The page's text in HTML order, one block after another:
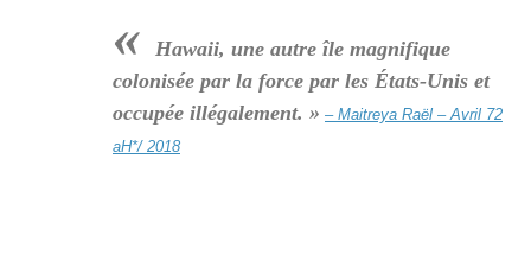
«
Hawaii, une autre île magnifique
colonisée par la force par les États-Unis et
occupée illégalement. » – Maitreya Raël – Avril 72
aH*/ 2018